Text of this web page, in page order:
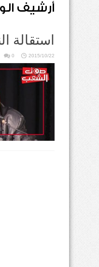
أرشيف
استقالة
2015/10/22
0